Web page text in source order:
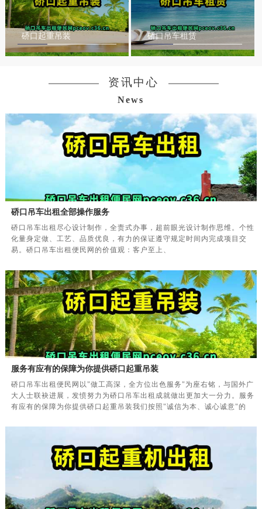
硚口起重吊装 硚口吊车租赁
资讯中心
News
硚口吊车出租全部操作服务
硚口吊车出租尽心设计制作，全责式办事，超前眼光设计制作思维。个性
化量身定做、工艺、品质优良，有力的保证遵守规定时间内完成项目交
易。硚口吊车出租便民网的价值观：客户至上、
服务有应有的保障为你提供硚口起重吊装
硚口吊车出租便民网以"做工高深，全方位出色服务"为座右铭，与国外广
大人士联袂进展，发愤努力为硚口吊车出租成就做出更加大一分力。服务
有应有的保障为你提供硚口起重吊装我们按照"诚信为本、诚心诚意"的